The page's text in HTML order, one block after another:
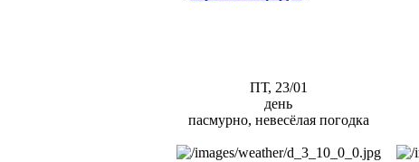
ПТ, 23/01
день
пасмурно, невесёлая погодка